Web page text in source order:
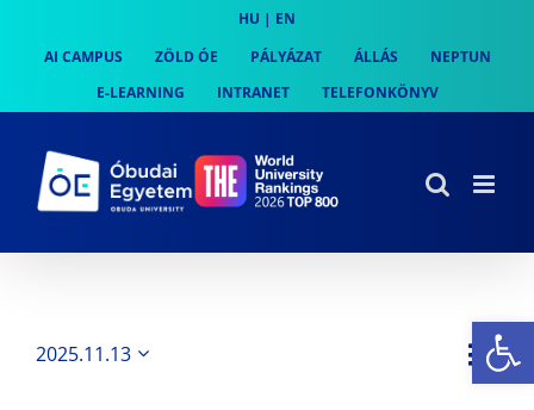
content
HU | EN
AI CAMPUS
ZÖLD ÓE PÁLYÁZAT ÁLLÁS
NEPTUN
E-LEARNING
INTRANET TELEFONKÖNYV
Nap
2025.11.13